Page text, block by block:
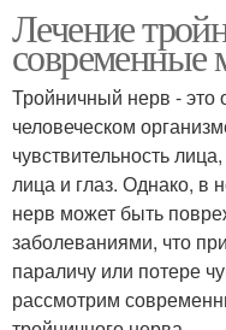
Лечение
современные
Тройничный нерв -
человеческом
чувствительность
лица и глаз. Однако, в
нерв может быть
заболеваниями, что
параличу или потере
рассмотрим